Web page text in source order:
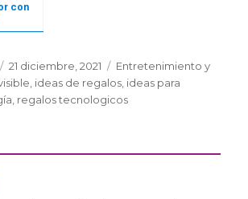
con
para la
Publicado
el
21 diciembre, 2021 Categorías
Entretenimiento y
, ideas de regalos, ideas para
, regalos tecnologicos